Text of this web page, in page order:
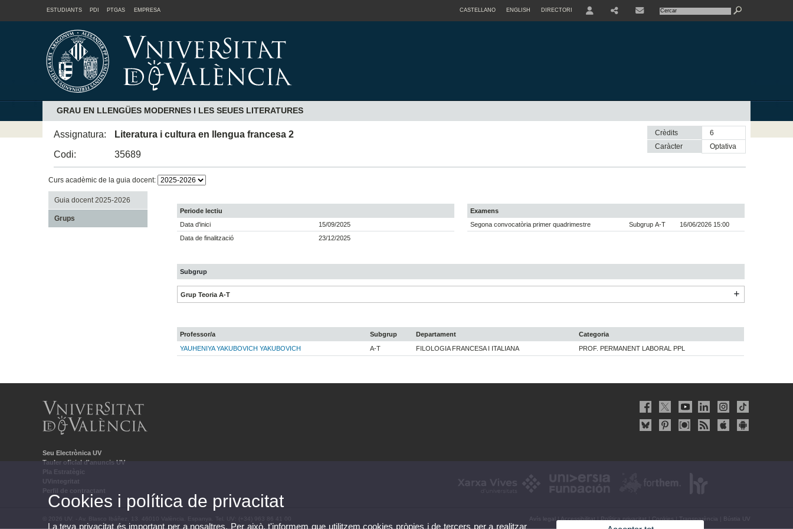
ESTUDIANTS PDI PTGAS EMPRESA CASTELLANO ENGLISH DIRECTORI
GRAU EN LLENGÜES MODERNES I LES SEUES LITERATURES
Assignatura:
Literatura i cultura en llengua francesa 2
Codi:
35689
Crèdits
6
Caràcter
optativa
Curs acadèmic de la guia docent:
Guia docent 2025-2026
Grups
Periode lectiu
Data d'inici
15/09/2025
Data de finalització
23/12/2025
Examens
Segona convocatòria primer quadrimestre
Subgrup A-T 16/06/2026 15:00
Subgrup
Grup Teoria A-T
Professor/a Subgrup Departament
Categoria
YAUHENIYA YAKUBOVICH YAKUBOVICH
A-T FILOLOGIA FRANCESA I ITALIANA PROF. PERMANENT LABORAL PPL
Seu Electrònica UV
Tauler oficial d'anuncis UV
Pla Estratègic
UVintegritat
Perfil de contractant
© 2026 UV. - Av. Blasco Ibáñez, 13. 46010 València. Espanya. Tel. UV: (+34) 963 86 41 00 Avís legal Accessibilitat Política privacitat Cookies Transparència Bústia UV
Cookies i política de privacitat
La teva privacitat és important per a nosaltres. Per això, t'informem que utilitzem cookies pròpies i de tercers per a realitzar